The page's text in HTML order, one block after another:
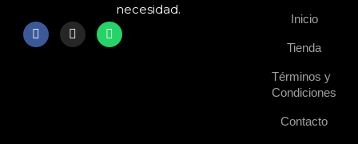
necesidad.
F
a
I
n
W
h
Inicio
Tienda
Términos y
Condiciones
Contacto